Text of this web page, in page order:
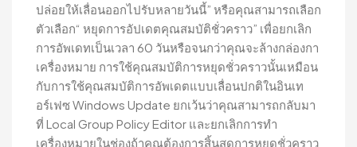
ปล่อยให้เลื่อนออกไปรับหลายวันนี้” หรือคุณสามารถเลือก
ตัวเลือก“ หยุดการอัปเดตคุณสมบัติชั่วคราว” เพื่อยกเลิก
การอัพเดทเป็นเวลา 60 วันหรือจนกว่าคุณจะล้างกล่องกา
เครื่องหมาย การใช้คุณสมบัติการหยุดชั่วคราวนั้นเหมือน
กับการใช้คุณสมบัติการอัพเดตแบบเลื่อนปกติในอินเท
อร์เฟซ Windows Update ยกเว้นว่าคุณสามารถกลับมา
ที่ Local Group Policy Editor และยกเลิกการทำ
เครื่องหมายในช่องถ้าคุณต้องการสิ้นสุดการหยุดชั่วคราว